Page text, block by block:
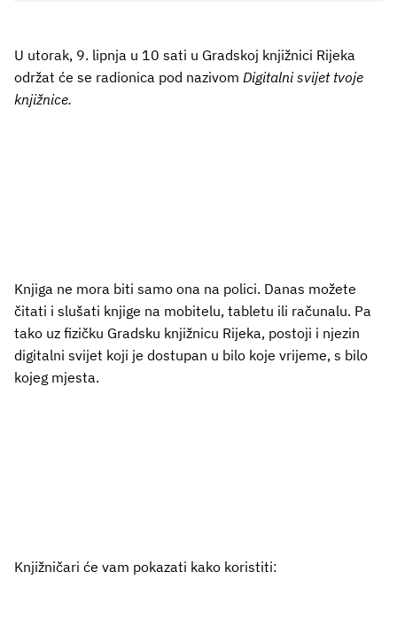
U utorak, 9. lipnja u 10 sati u Gradskoj knjižnici Rijeka
održat će se radionica pod nazivom Digitalni svijet tvoje
knjižnice.
Knjiga ne mora biti samo ona na polici. Danas možete
čitati i slušati knjige na mobitelu, tabletu ili računalu. Pa
tako uz fizičku Gradsku knjižnicu Rijeka, postoji i njezin
digitalni svijet koji je dostupan u bilo koje vrijeme, s bilo
kojeg mjesta.
Knjižničari će vam pokazati kako koristiti: